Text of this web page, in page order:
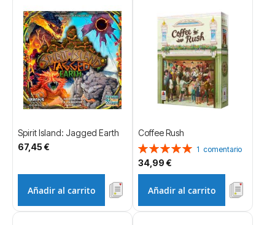
Spirit Island: Jagged Earth
67,45 €
Añadir al carrito
Coffee Rush
Valoración:
100%
1 comentario
34,99 €
Añadir al carrito